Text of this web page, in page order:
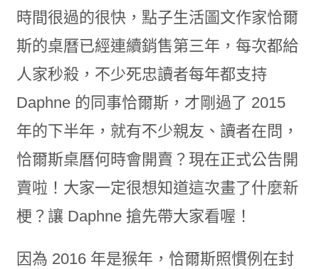
時間很過的很快，點子生活圖文作家恰爾
斯的桌曆已經連續銷售第三年，每次都給
人家秒殺，不少死忠讀者每年都支持
Daphne 的同事恰爾斯，才剛過了 2015
年的下半年，就有不少親友、讀者在問，
恰爾斯桌曆何時會開賣？現在正式公告開
賣啦！大家一定很想知道這次畫了什麼新
梗？讓 Daphne 搶先帶大家看喔！
因為 2016 年是猴年，恰爾斯照慣例在封